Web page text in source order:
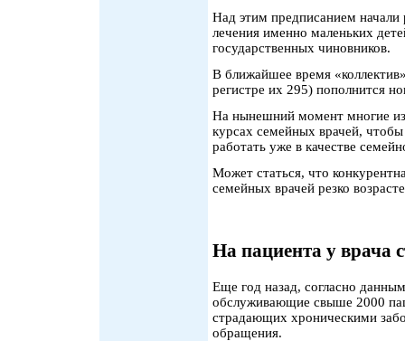
Над этим предписанием начали
лечения именно маленьких
государственных чиновников.
В ближайшее время
регистре их 295) пополнится
На нынешний момент многие
курсах семейных врачей,
работать уже в качестве
Может статься, что
семейных врачей резко
На пациента у врача
Еще год назад, согласно
обслуживающие свыше 2000
страдающих хроническими
обращения.